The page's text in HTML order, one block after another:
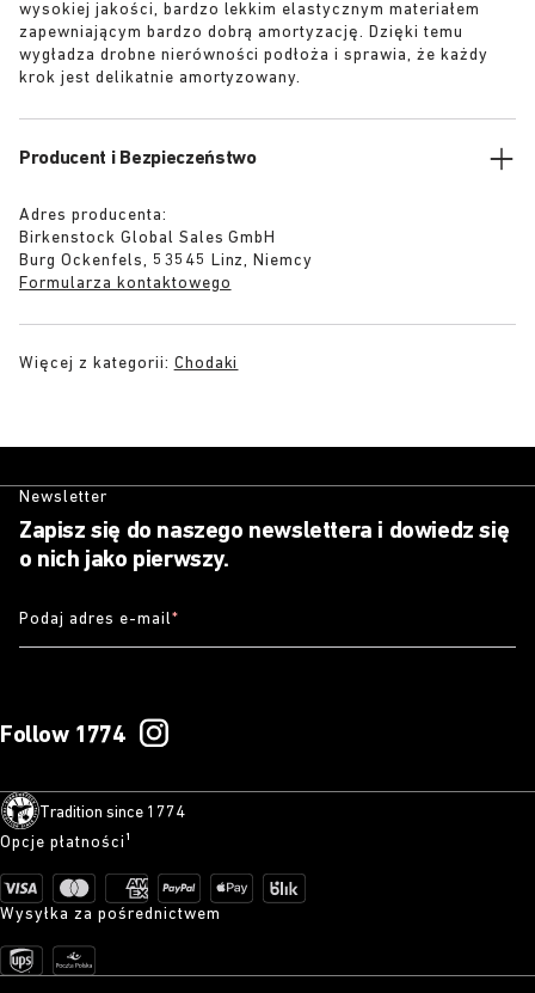
wysokiej jakości, bardzo lekkim elastycznym materiałem
zapewniającym bardzo dobrą amortyzację. Dzięki temu
wygładza drobne nierówności podłoża i sprawia, że każdy
krok jest delikatnie amortyzowany.
Producent i Bezpieczeństwo
Adres producenta:
Birkenstock Global Sales GmbH
Burg Ockenfels, 53545 Linz, Niemcy
Formularza kontaktowego
Więcej z kategorii: Chodaki
Newsletter
Zapisz się do naszego newslettera i dowiedz się
o nich jako pierwszy.
Podaj adres e-mail*
Follow 1774
Tradition since 1774
Opcje płatności¹
Wysyłka za pośrednictwem